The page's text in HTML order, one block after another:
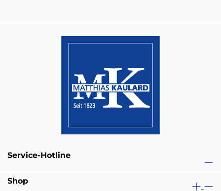
Service-Hotline
Shop